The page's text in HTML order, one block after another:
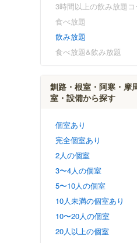
3時間以上の飲み放題コ
食べ放題
飲み放題
食べ放題&飲み放題
釧路・根室・阿寒・摩
室・設備から探す
個室あり
完全個室あり
2人の個室
3〜4人の個室
5〜10人の個室
10人未満の個室あり
10〜20人の個室
20人以上の個室